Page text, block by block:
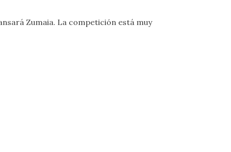
Zumaia. La competición está muy